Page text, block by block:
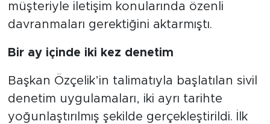
müşteriyle iletişim konularında özenli
davranmaları gerektiğini aktarmıştı.
Bir ay içinde iki kez denetim
Başkan Özçelik’in talimatıyla başlatılan sivil
denetim uygulamaları, iki ayrı tarihte
yoğunlaştırılmış şekilde gerçekleştirildi. İlk